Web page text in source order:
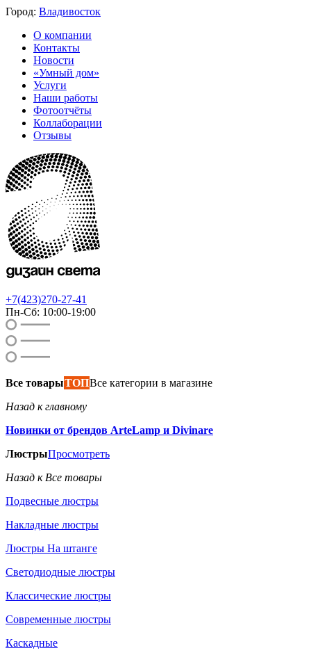
Город: Владивосток
О компании
Контакты
Новости
«Умный дом»
Услуги
Наши работы
Фотоотчёты
Коллаборации
Отзывы
+7(423)270-27-41
Пн-Сб: 10:00-19:00
Все товарыТОПВсе категории в магазине
Назад к главному
Новинки от брендов ArteLamp и Divinare
ЛюстрыПросмотреть
Назад к Все товары
Подвесные люстры
Накладные люстры
Люстры На штанге
Светодиодные люстры
Классические люстры
Современные люстры
Каскадные